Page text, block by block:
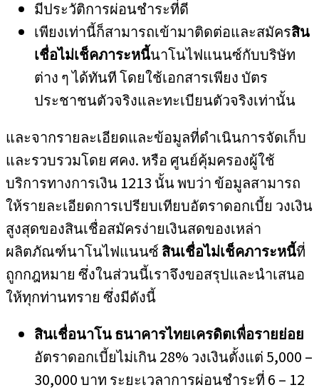
มีประวัติการผ่อนชำระที่ดี
เพียงเท่านี้ก็สามารถเข้ามาติดต่อและสมัครสิน
เชื่อไม่เช็คภาระหนี้นาโนไฟแนนซ์กับบริษัท
ต่าง ๆ ได้ทันที โดยใช้เอกสารเพียง บัตร
ประชาชนตัวจริงและทะเบียนตัวจริงเท่านั้น
และจากรายละเอียดและข้อมูลที่ดำเนินการจัดเก็บ
และรวบรวมโดย ศคง. หรือ ศูนย์คุ้มครองผู้ใช้
บริการทางการเงิน 1213 นั้น พบว่า ข้อมูลสามารถ
ให้รายละเอียดการเปรียบเทียบอัตราดอกเบี้ย วงเงิน
สูงสุดของสินเชื่อสมัครง่ายเงินสดของเหล่า
ผลิตภัณฑ์นาโนไฟแนนซ์ สินเชื่อไม่เช็คภาระหนี้ที่
ถูกกฎหมาย ซึ่งในส่วนนี้เราจึงขอสรุปและนำเสนอ
ให้ทุกท่านทราย ซึ่งมีดังนี้
สินเชื่อนาโน ธนาคารไทยเครดิตเพื่อรายย่อย
อัตราดอกเบี้ยไม่เกิน 28% วงเงินตั้งแต่ 5,000 –
30,000 บาท ระยะเวลาการผ่อนชำระที่ 6 – 12